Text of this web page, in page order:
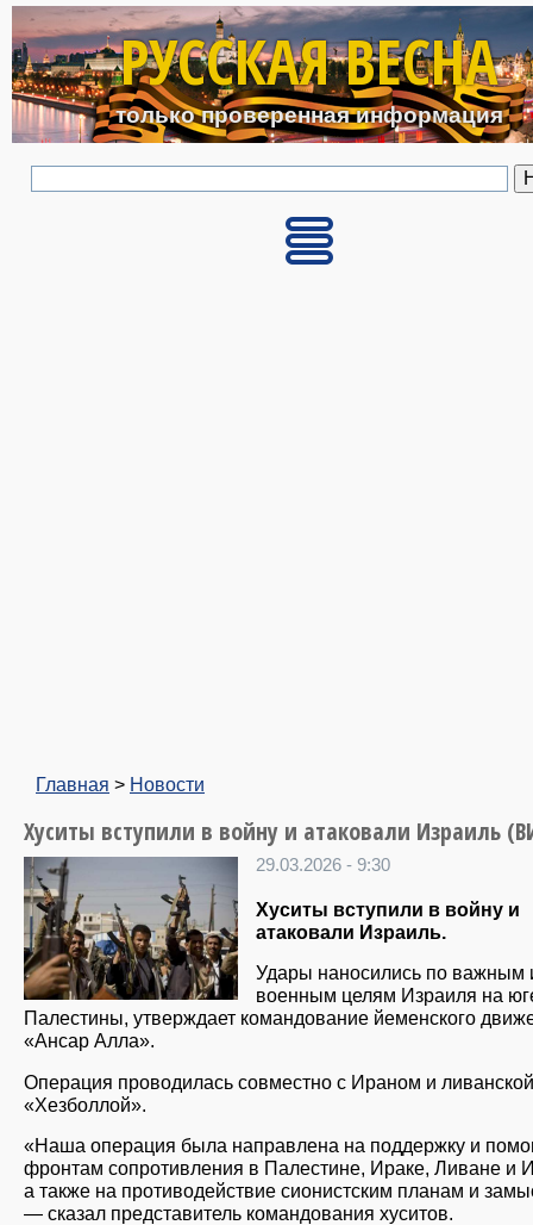
Перейти к основному
РУССКАЯ ВЕСНА
только проверенная информация
Главная > Новости
Хуситы вступили в войну и атаковали Израиль
29.03.2026 - 9:30
Хуситы вступили в войну и
атаковали Израиль.
Удары наносились по важным
военным целям Израиля на
Палестины, утверждает командование йеменского
«Ансар Алла».
Операция проводилась совместно с Ираном и ливанской
«Хезболлой».
«Наша операция была направлена на поддержку и
фронтам сопротивления в Палестине, Ираке, Ливане и
а также на противодействие сионистским планам и
— сказал представитель командования хуситов.